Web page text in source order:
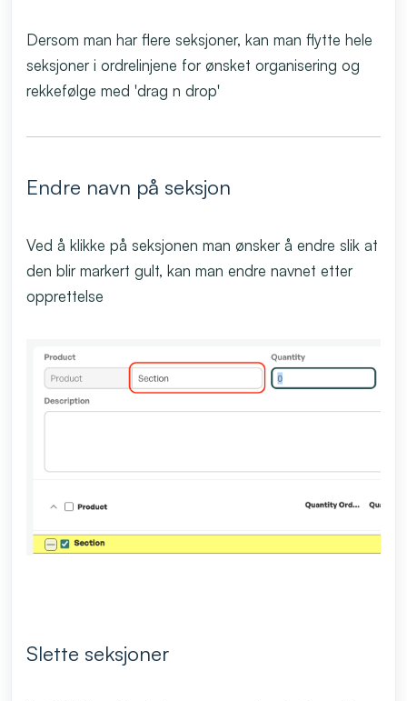
Dersom man har flere seksjoner, kan man flytte hele
seksjoner i ordrelinjene for ønsket organisering og
rekkefølge med 'drag n drop'
Endre navn på seksjon
Ved å klikke på seksjonen man ønsker å endre slik at
den blir markert gult, kan man endre navnet etter
opprettelse
Slette seksjoner